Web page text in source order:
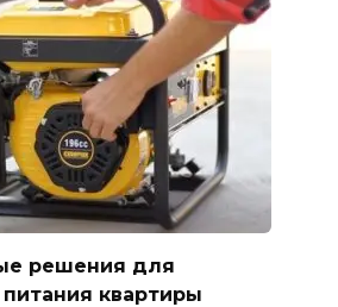
решения для
квартиры